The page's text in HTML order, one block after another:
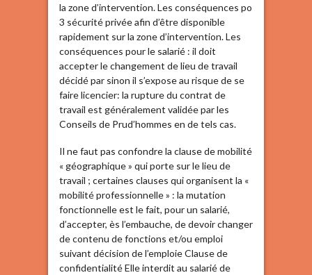
la zone d’intervention. Les conséquences po
3 sécurité privée afin d’être disponible
rapidement sur la zone d’intervention. Les
conséquences pour le salarié : il doit
accepter le changement de lieu de travail
décidé par sinon il s’expose au risque de se
faire licencier: la rupture du contrat de
travail est généralement validée par les
Conseils de Prud’hommes en de tels cas.
Il ne faut pas confondre la clause de mobilité
« géographique » qui porte sur le lieu de
travail ; certaines clauses qui organisent la «
mobilité professionnelle » : la mutation
fonctionnelle est le fait, pour un salarié,
d’accepter, ès l’embauche, de devoir changer
de contenu de fonctions et/ou emploi
suivant décision de l’emploie Clause de
confidentialité Elle interdit au salarié de